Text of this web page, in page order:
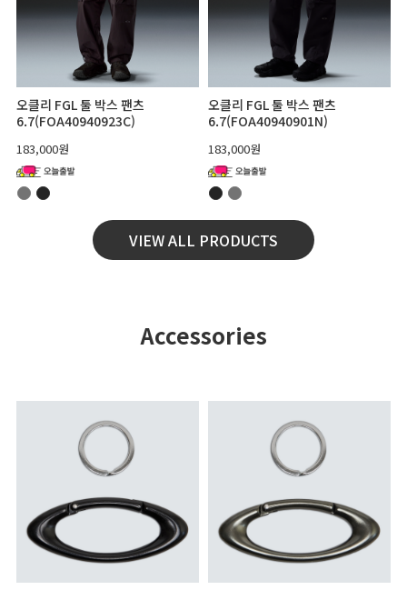
오클리 FGL 툴 박스 팬츠
6.7(FOA40940923C)
183,000원
오클리 FGL 툴 박스 팬츠
6.7(FOA40940901N)
183,000원
VIEW ALL PRODUCTS
Accessories